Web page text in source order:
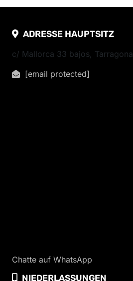
ADRESSE HAUPTSITZ
c/ Mallorca 33 bajos, Tarragona
[email protected]
Chatte auf WhatsApp
NIEDERLASSUNGEN